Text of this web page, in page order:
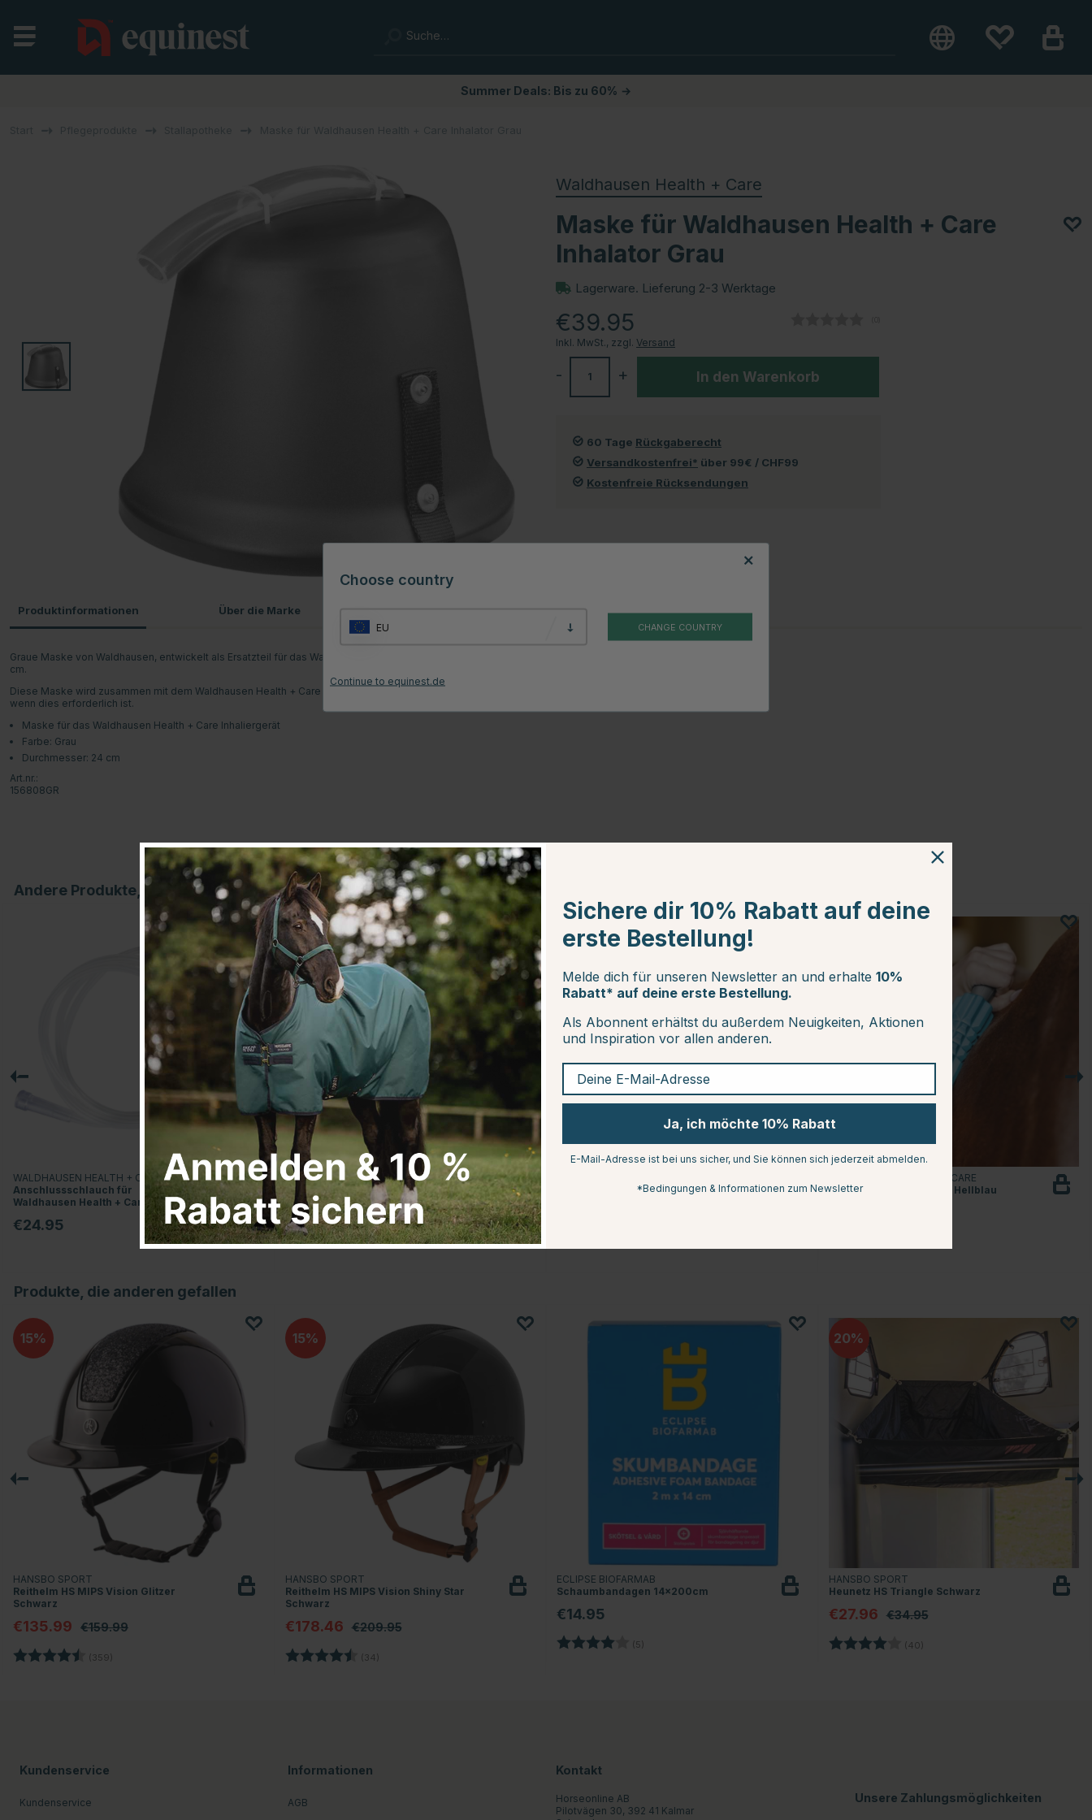
Summer Deals: Bis zu 60% →
Waldhausen Health + Care
Maske für Waldhausen Health + Care
Inhalator Grau
Lagerware. Lieferung 2-3 Werktage
€39.95
Inkl. MwSt., zzgl. Versand
+
- In den Warenkorb
60 Tage Rückgaberecht
Versandkostenfrei* über 99€ / CHF99
Kostenfreie Rücksendungen
Produktinformationen
Graue Maske von Waldhausen, entwickelt als Ersatzteil für das Waldhausen Health + Care Inhaliergerät. Die Maske hat einen Durchmesser von 24
cm.
Diese Maske wird zusammen mit dem Waldhausen Health + Care Inhaliergerät verwendet und dient als Ersatz oder Ergänzung zur Originalmaske,
wenn dies erforderlich ist.
Maske für das Waldhausen Health + Care Inhaliergerät
Farbe: Grau
Durchmesser: 24 cm
Art.nr.:
156808GR
Über die Marke
Andere Produkte, die Ihnen gefallen könnten
WALDHAUSEN HEALTH + CARE
Anschlussschlauch für
Waldhausen Health + Care
€24.95
WALDHAUSEN HEALTH + CARE
Therapiegamasche Hot & Cold
Grau
€27.95
Cool-Pack-Set für
WALDHAUSEN HEALTH + CARE
Massagerolle Fascia Fit Hellblau
Produkte, die anderen gefallen
15
HANSBO SPORT
Reithelm HS MIPS Vision Glitzer
Schwarz
€135.99 €159.99
Bewertung: (359)
15
HANSBO SPORT
Reithelm HS MIPS Vision Shiny Star
Schwarz
€178.46 €209.95
Bewertung: (34)
ECLIPSE BIOFARMAB
Schaumbandagen 14x200cm
€14.95
Bewertung: (5)
20
HANSBO SPORT
Heunetz HS Triangle Schwarz
€27.96 €34.95
Bewertung: (40)
Kundenservice
Kundenservice
Informationen
AGB
Kontakt
Horseonline AB
Pilotvägen 30, 392 41 Kalmar
Unsere Zahlungsmöglichkeiten
Choose country
EU CHANGE COUNTRY
Continue to equinest.de
Sichere dir 10% Rabatt auf deine
erste Bestellung!
Melde dich für unseren Newsletter an und erhalte 10%
Rabatt* auf deine erste Bestellung.
Als Abonnent erhältst du außerdem Neuigkeiten, Aktionen
und Inspiration vor allen anderen.
Deine E-Mail-Adresse
Ja, ich möchte 10% Rabatt
E-Mail-Adresse ist bei uns sicher, und Sie können sich jederzeit abmelden.
*Bedingungen & Informationen zum Newsletter